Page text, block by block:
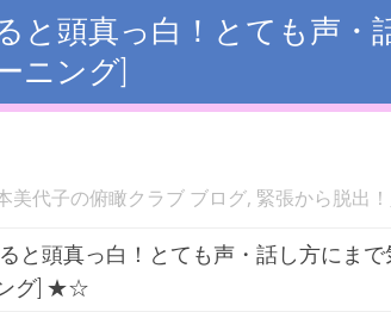
と頭真っ白！とても声・
ニング]
美代子の俯瞰クラブ ブログ, 緊張から脱出
頭真っ白！とても声・話し方にまで
グ] ★☆